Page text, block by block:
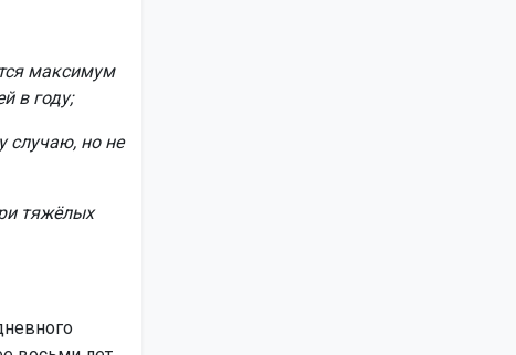
максимум
в году;
случаю, но не
тяжёлых